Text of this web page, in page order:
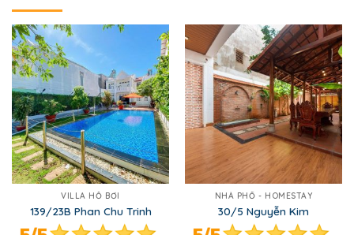
VILLA HỒ BƠI
139/23B Phan Chu Trinh
15 khách
4 phòng ngủ, 4 giường,
NHÀ PHỐ - HOMESTAY
30/5 Nguyễn Kim
15 khách
4 phòng ngủ, 6 giường,
BBQ, Kara